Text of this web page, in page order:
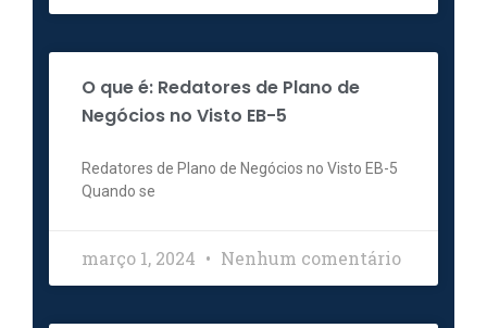
O que é: Redatores de Plano de
Negócios no Visto EB-5
Redatores de Plano de Negócios no Visto EB-5
Quando se
março 1, 2024 Nenhum comentário